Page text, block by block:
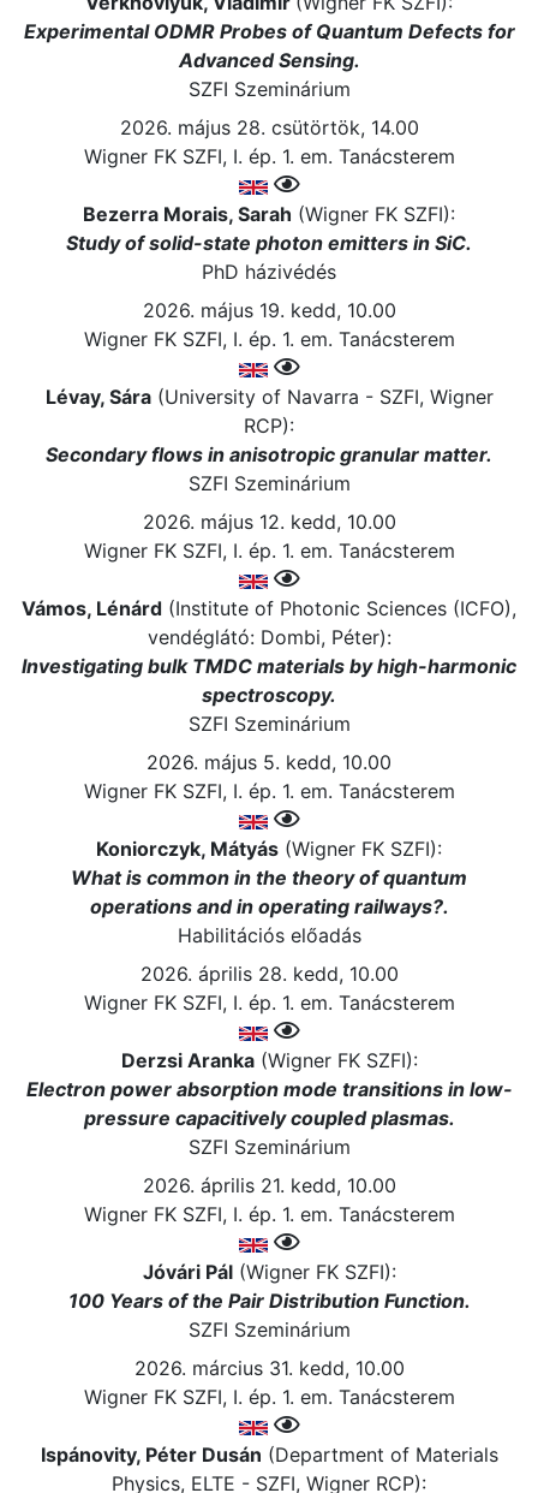
Experimental ODMR Probes of Quantum Defects for
Advanced Sensing.
SZFI Szeminárium
2026. május 28. csütörtök, 14.00
Wigner FK SZFI, I. ép. 1. em. Tanácsterem
Bezerra Morais, Sarah (Wigner FK SZFI):
Study of solid-state photon emitters in SiC.
PhD házivédés
2026. május 19. kedd, 10.00
Wigner FK SZFI, I. ép. 1. em. Tanácsterem
Lévay, Sára(University of Navarra - SZFI, Wigner
RCP):
Secondary flows in anisotropic granular matter.
SZFI Szeminárium
2026. május 12. kedd, 10.00
Wigner FK SZFI, I. ép. 1. em. Tanácsterem
Vámos, Lénárd (Institute of Photonic Sciences (ICFO),
vendéglátó: Dombi, Péter):
Investigating bulk TMDC materials by high-harmonic
spectroscopy.
SZFI Szeminárium
2026. május 5. kedd, 10.00
Wigner FK SZFI, I. ép. 1. em. Tanácsterem
Koniorczyk, Mátyás (Wigner FK SZFI):
What is common in the theory of quantum
operations and in operating railways?.
Habilitációs előadás
2026. április 28. kedd, 10.00
Wigner FK SZFI, I. ép. 1. em. Tanácsterem
Derzsi Aranka(Wigner FK SZFI):
Electron power absorption mode transitions in low-
pressure capacitively coupled plasmas.
SZFI Szeminárium
2026. április 21. kedd, 10.00
Wigner FK SZFI, I. ép. 1. em. Tanácsterem
Jóvári Pál(Wigner FK SZFI):
100 Years of the Pair Distribution Function.
SZFI Szeminárium
2026. március 31. kedd, 10.00
Wigner FK SZFI, I. ép. 1. em. Tanácsterem
Ispánovity, Péter Dusán (Department of Materials
Physics, ELTE - SZFI, Wigner RCP):